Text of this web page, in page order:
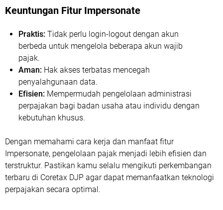
Keuntungan Fitur Impersonate
Praktis: Tidak perlu login-logout dengan akun
berbeda untuk mengelola beberapa akun wajib
pajak.
Aman: Hak akses terbatas mencegah
penyalahgunaan data.
Efisien: Mempermudah pengelolaan administrasi
perpajakan bagi badan usaha atau individu dengan
kebutuhan khusus.
Dengan memahami cara kerja dan manfaat fitur
Impersonate, pengelolaan pajak menjadi lebih efisien dan
terstruktur. Pastikan kamu selalu mengikuti perkembangan
terbaru di Coretax DJP agar dapat memanfaatkan teknologi
perpajakan secara optimal.